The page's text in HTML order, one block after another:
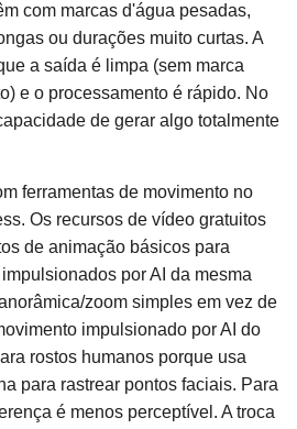
com marcas d'água pesadas,
ou durações muito curtas. A
a saída é limpa (sem marca
e o processamento é rápido. No
de gerar algo totalmente
ferramentas de movimento no
Os recursos de vídeo gratuitos
de animação básicos para
por AI da mesma
zoom simples em vez de
impulsionado por AI do
rostos humanos porque usa
para rastrear pontos faciais. Para
é menos perceptível. A troca